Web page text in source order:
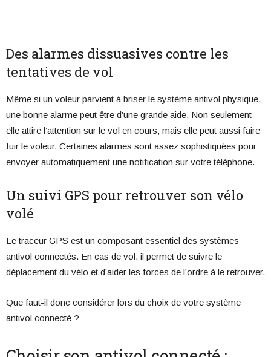
Des alarmes dissuasives contre les
tentatives de vol
Même si un voleur parvient à briser le système antivol physique,
une bonne alarme peut être d’une grande aide. Non seulement
elle attire l’attention sur le vol en cours, mais elle peut aussi faire
fuir le voleur. Certaines alarmes sont assez sophistiquées pour
envoyer automatiquement une notification sur votre téléphone.
Un suivi GPS pour retrouver son vélo
volé
Le traceur GPS est un composant essentiel des systèmes
antivol connectés. En cas de vol, il permet de suivre le
déplacement du vélo et d’aider les forces de l’ordre à le retrouver.
Que faut-il donc considérer lors du choix de votre système
antivol connecté ?